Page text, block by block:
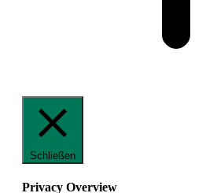
Schließen
Privacy Overview